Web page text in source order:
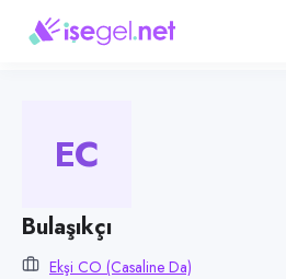
Pozisyon
Bulaşıkçı
Kategori
Konum
Muratpaşa, Antalya
EC
Bulaşıkçı
Ekşi CO (Casaline Da)